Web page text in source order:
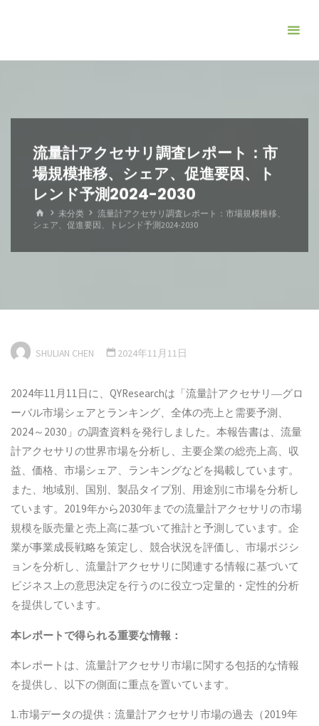
流量計アクセサリ調査レポート：市
場規模推移、シェア、促進要因、ト
レンド予測2024-2030
ホ
ー
未分类
流量計アクセサリ調査レポート：市場規模推移、
シェア、促進要因、トレンド予測2024-2030
SHULIAN CHEN 2024年11月11日
2024年11月11日に、QYResearchは「流量計アクセサリ―グロ
ーバル市場シェアとランキング、全体の売上と需要予測、
2024～2030」の調査資料を発行しました。本報告書は、流量
計アクセサリの世界市場を分析し、主要企業の総売上高、収
益、価格、市場シェア、ランキングなどを掲載しています。
また、地域別、国別、製品タイプ別、用途別に市場を分析し
ています。2019年から2030年までの流量計アクセサリの市場
規模を販売量と売上高に基づいて推計と予測しています。企
業が事業成長戦略を策定し、競合状況を評価し、市場ポジシ
ョンを分析し、流量計アクセサリに関連する情報に基づいて
ビジネス上の意思決定を行うのに役立つ定量的・定性的分析
を提供しています。
本レポートで得られる重要な情報：
本レポートは、流量計アクセサリ市場に関する包括的な情報
を提供し、以下の側面に重点を置いています。
1.市場データの提供：流量計アクセサリ市場の過去（2019年